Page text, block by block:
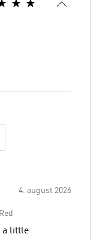
4. august 2026
a little